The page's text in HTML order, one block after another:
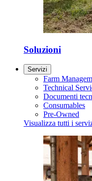
Soluzioni
Servizi
Farm
Technical
Documenti
Consumables
Pre-Owned
Visualizza tutti i